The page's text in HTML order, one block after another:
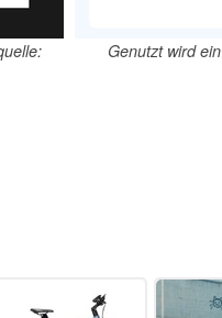
Genutzt wird